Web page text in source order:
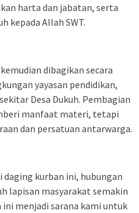
harta dan jabatan, serta
kepada Allah SWT.
dibagikan secara
yayasan pendidikan,
Desa Dukuh. Pembagian
manfaat materi, tetapi
dan persatuan antarwarga.
daging kurban ini, hubungan
lapisan masyarakat semakin
menjadi sarana kami untuk